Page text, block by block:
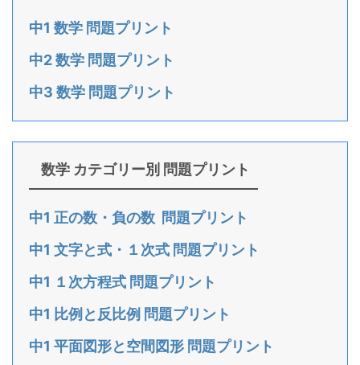
中1 数学 問題プリント
中2 数学 問題プリント
中3 数学 問題プリント
数学 カテゴリー別 問題プリント
中1 正の数・負の数 問題プリント
中1 文字と式・１次式 問題プリント
中1 １次方程式 問題プリント
中1 比例と反比例 問題プリント
中1 平面図形と空間図形 問題プリント